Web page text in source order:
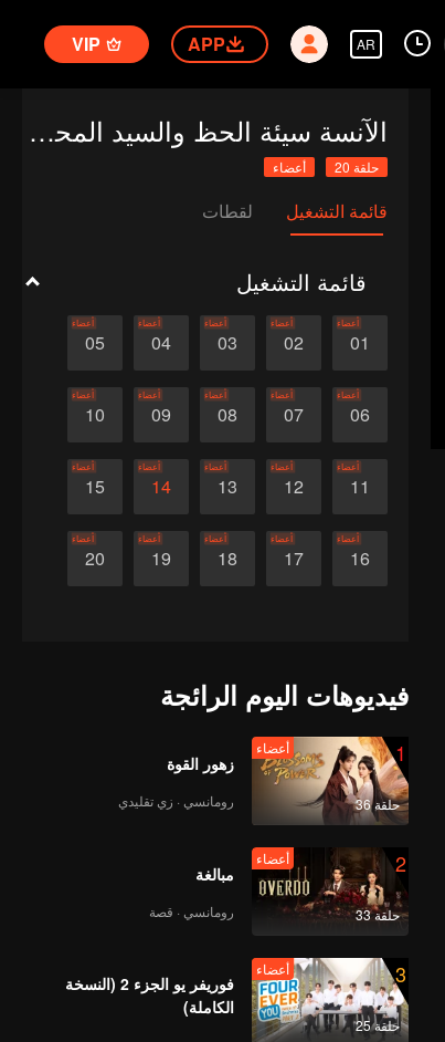
AR
APP
VIP
الآنسة سيئة الحظ والسيد المحظوظ
حلقة 20 أعضاء
قائمة التشغيل لقطات
قائمة التشغيل
01
أعضاء
02
أعضاء
03
أعضاء
04
أعضاء
05
أعضاء
06
أعضاء
07
أعضاء
08
أعضاء
09
أعضاء
10
أعضاء
11
أعضاء
12
أعضاء
13
أعضاء
14
أعضاء
15
أعضاء
16
أعضاء
17
أعضاء
18
أعضاء
19
أعضاء
20
أعضاء
فيديوهات اليوم الرائجة
1
حلقة 36
أعضاء
زهور القوة
رومانسي · زي تقليدي
2
حلقة 33
أعضاء
مبالغة
رومانسي · قصة
3
حلقة 25
أعضاء
فوريفر يو الجزء 2 (النسخة
الكاملة)